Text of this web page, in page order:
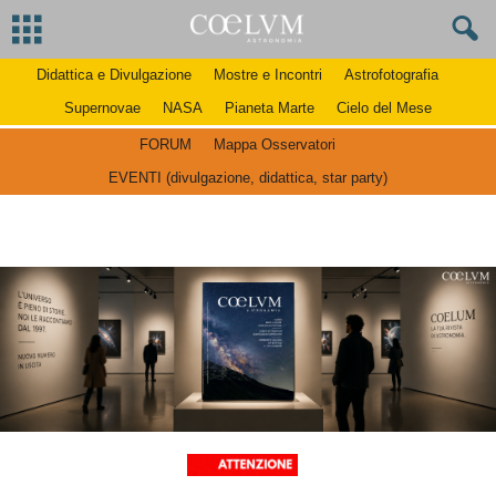
Didattica e Divulgazione Mostre e Incontri
Astrofotografia
Supernovae
NASA Pianeta Marte Cielo del Mese
FORUM
Mappa Osservatori
EVENTI (divulgazione, didattica, star party)